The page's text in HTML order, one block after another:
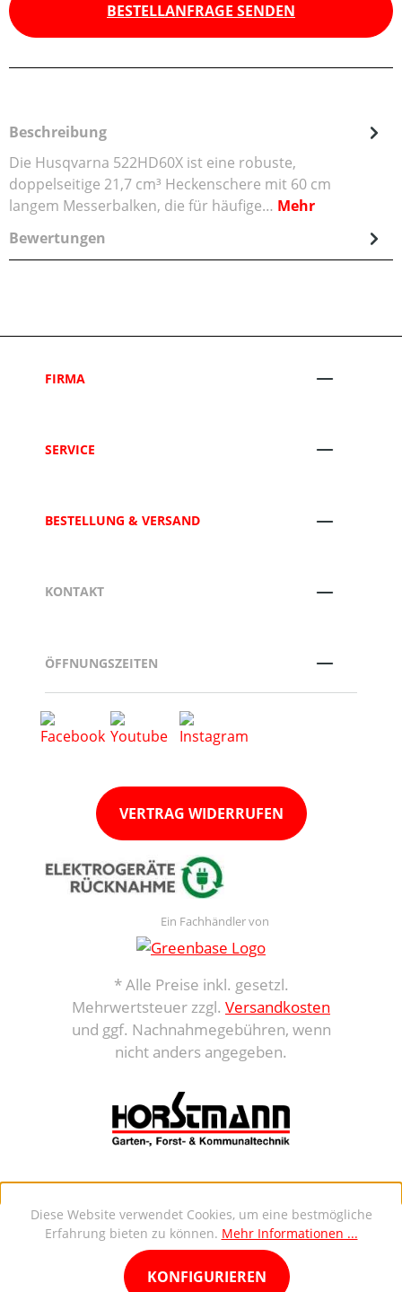
BESTELLANFRAGE SENDEN
Beschreibung
Die Husqvarna 522HD60X ist eine robuste,
doppelseitige 21,7 cm³ Heckenschere mit 60 cm
langem Messerbalken, die für häufige… Mehr
Bewertungen
FIRMA
SERVICE
BESTELLUNG & VERSAND
KONTAKT
ÖFFNUNGSZEITEN
VERTRAG WIDERRUFEN
Ein Fachhändler von
* Alle Preise inkl. gesetzl.
Mehrwertsteuer zzgl. Versandkosten
und ggf. Nachnahmegebühren, wenn
nicht anders angegeben.
Diese Website verwendet Cookies, um eine bestmögliche
Erfahrung bieten zu können. Mehr Informationen ...
KONFIGURIEREN